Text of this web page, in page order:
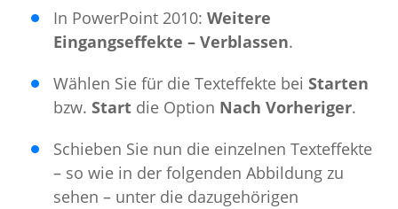
In PowerPoint 2010: Weitere
Eingangseffekte – Verblassen.
Wählen Sie für die Texteffekte bei Starten
bzw. Start die Option Nach Vorheriger.
Schieben Sie nun die einzelnen Texteffekte
– so wie in der folgenden Abbildung zu
sehen – unter die dazugehörigen